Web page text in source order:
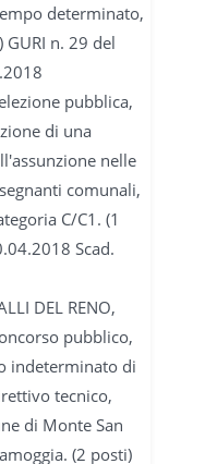
determinato,
GURI n. 29 del
pubblica,
di una
nelle
comunali,
C/C1. (1
Scad.
DEL RENO,
pubblico,
indeterminato di
tecnico,
di Monte San
(2 posti)